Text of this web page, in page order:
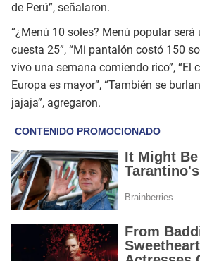
de Perú”, señalaron.
“¿Menú 10 soles? Menú popular
cuesta 25”, “Mi pantalón costó 150
vivo una semana comiendo rico”, “El
Europa es mayor”, “También se
jajaja”, agregaron.